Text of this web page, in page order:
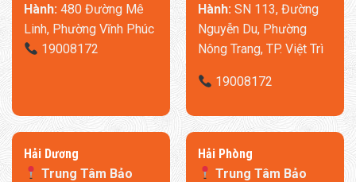
Hành:480 Đường Mê
Linh, Phường Vĩnh Phúc
19008172
Hành:SN 113, Đường
Nguyễn Du, Phường
Nông Trang, TP. Việt Trì
19008172
​Hải Dương
Trung Tâm Bảo
​Hải Phòng
Trung Tâm Bảo